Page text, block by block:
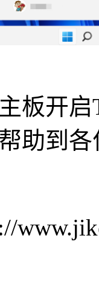
开启
助到各